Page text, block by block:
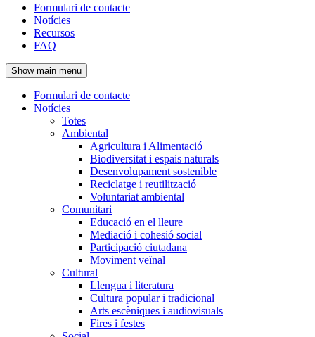
Navegació
principal
de
l'encapçalament
Formulari de contacte
Notícies
Recursos
FAQ
Show main menu
Navegació
principal
Formulari de contacte
Notícies
Totes
Ambiental
Agricultura i Alimentació
Biodiversitat i espais naturals
Desenvolupament sostenible
Reciclatge i reutilització
Voluntariat ambiental
Comunitari
Educació en el lleure
Mediació i cohesió social
Participació ciutadana
Moviment veïnal
Cultural
Llengua i literatura
Cultura popular i tradicional
Arts escèniques i audiovisuals
Fires i festes